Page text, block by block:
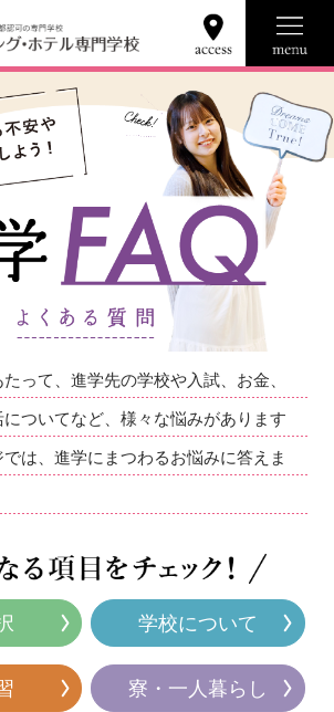
科コース 募集要項 Q&A
って、進学先の学校や入試、お金、
ついてなど、様々な悩みがあります
は、進学にまつわるお悩みに答えま
学校について
寮・一人暮らし